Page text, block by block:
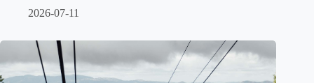
2026-07-11